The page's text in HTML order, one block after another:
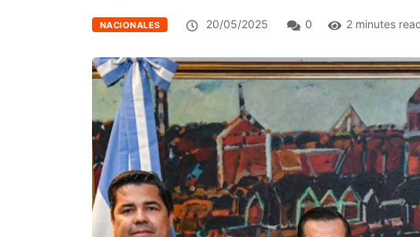
NACIONALES 20/05/2025 0 2 minutes